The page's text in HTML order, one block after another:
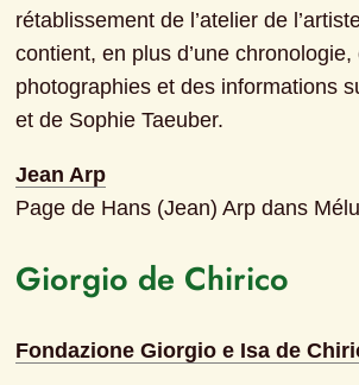
rétablissement de l’atelier de
contient, en plus d’une chronologie,
photographies et des informations
et de Sophie Taeuber.
Jean Arp
Page de Hans (Jean) Arp dans
Giorgio de Chirico
Fondazione Giorgio e Isa de